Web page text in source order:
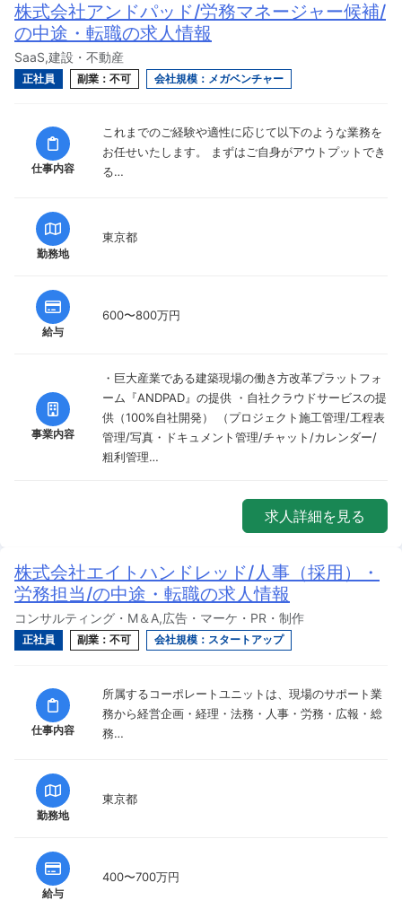
株式会社アンドパッド/労務マネージャー候補/
の中途・転職の求人情報
SaaS,建設・不動産
正社員 副業：不可 会社規模：メガベンチャー
仕事内容
これまでのご経験や適性に応じて以下のような業務を
お任せいたします。 まずはご自身がアウトプットでき
る…
勤務地
東京都
給与
600〜800万円
事業内容
・巨大産業である建築現場の働き方改革プラットフォ
ーム『ANDPAD』の提供 ・自社クラウドサービスの提
供（100%自社開発） （プロジェクト施工管理/工程表
管理/写真・ドキュメント管理/チャット/カレンダー/
粗利管理…
求人詳細を見る
株式会社エイトハンドレッド/人事（採用）・
労務担当/の中途・転職の求人情報
コンサルティング・M＆A,広告・マーケ・PR・制作
正社員 副業：不可 会社規模：スタートアップ
仕事内容
所属するコーポレートユニットは、現場のサポート業
務から経営企画・経理・法務・人事・労務・広報・総
務…
勤務地
東京都
給与
400〜700万円